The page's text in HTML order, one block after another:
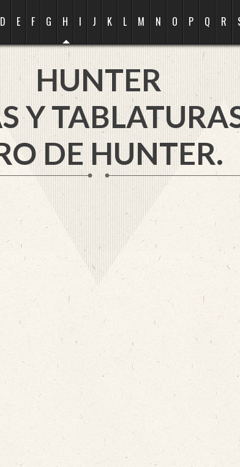
D E F G H I J K L M N O P Q R
HUNTER
Y
DE HUNTER.